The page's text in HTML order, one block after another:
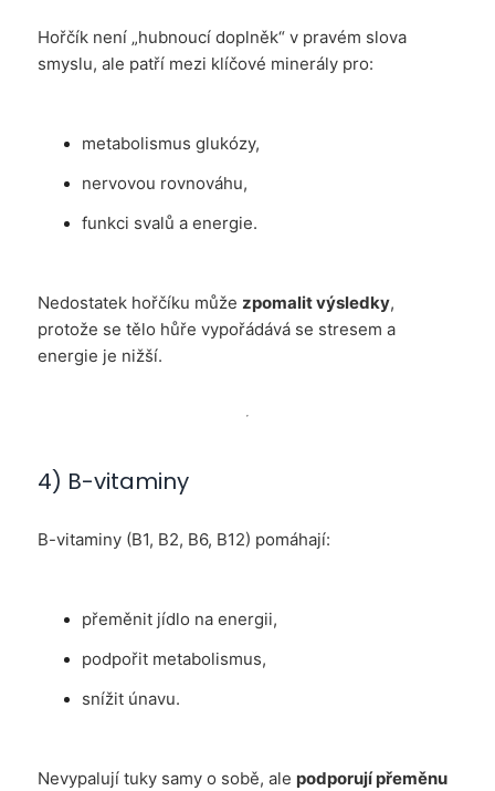
Hořčík není „hubnoucí doplněk“ v pravém slova
smyslu, ale patří mezi klíčové minerály pro:
metabolismus glukózy,
nervovou rovnováhu,
funkci svalů a energie.
Nedostatek hořčíku může zpomalit výsledky,
protože se tělo hůře vypořádává se stresem a
energie je nižší.
4) B-vitaminy
B-vitaminy (B1, B2, B6, B12) pomáhají:
přeměnit jídlo na energii,
podpořit metabolismus,
snížit únavu.
Nevypalují tuky samy o sobě, ale podporují přeměnu